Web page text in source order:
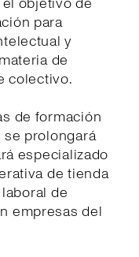
para
y
de
colectivo.
de formación
se prolongará
especializado
de tienda
de
empresas del